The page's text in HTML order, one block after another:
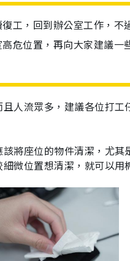
工，回到辦公室工作，
危位置，再向大家建議
人流眾多，建議各位打
將座位的物件清潔，尤
微位置想清潔，就可以用